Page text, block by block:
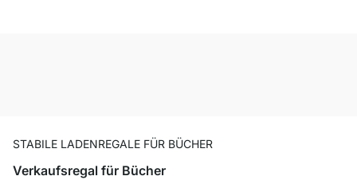
STABILE LADENREGALE FÜR BÜCHER
Verkaufsregal für Bücher